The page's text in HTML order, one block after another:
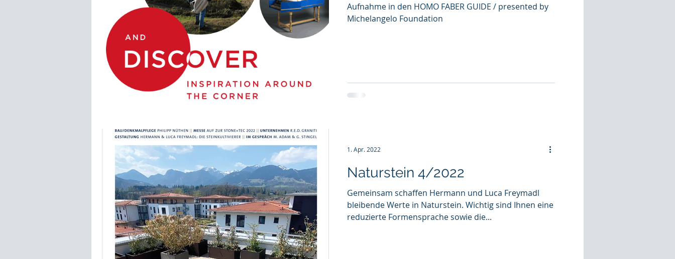
Aufnahme in den HOMO FABER GUIDE / presented by
Michelangelo Foundation
Naturstein 4/2022
Gemeinsam schaffen Hermann und Luca Freymadl
bleibende Werte in Naturstein. Wichtig sind Ihnen eine
reduzierte Formensprache sowie die...
1. Apr. 2022